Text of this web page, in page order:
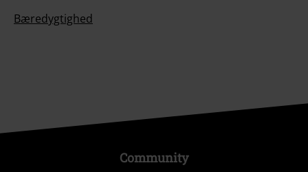
Bæredygtighed
Community